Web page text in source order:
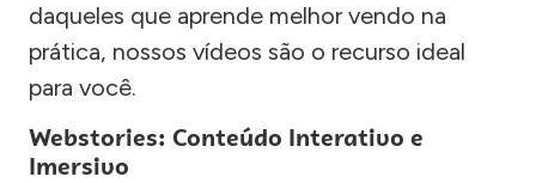
daqueles que aprende melhor vendo na
prática, nossos vídeos são o recurso ideal
para você.
Webstories: Conteúdo Interativo e
Imersivo